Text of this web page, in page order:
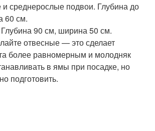
среднерослые подвои. Глубина до
60 см.
90 см, ширина 50 см.
отвесные — это сделает
более равномерным и молодняк
в ямы при посадке, но
подготовить.